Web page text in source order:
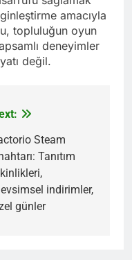
amacıyla
topluluğun oyun
deneyimler
değil.
Steam
Tanıtım
indirimler,
günler